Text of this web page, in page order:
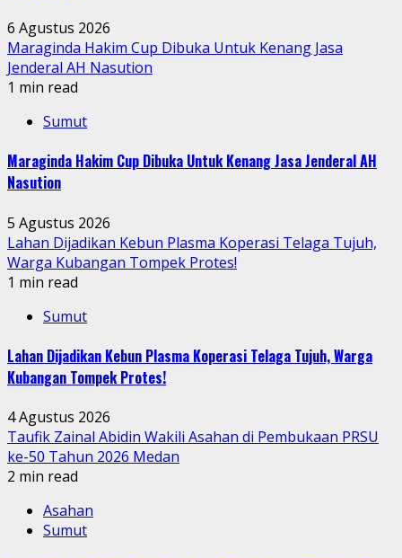
6 Agustus 2026
Maraginda Hakim Cup Dibuka Untuk Kenang Jasa
Jenderal AH Nasution
1 min read
Sumut
Maraginda Hakim Cup Dibuka Untuk Kenang Jasa Jenderal AH
Nasution
5 Agustus 2026
Lahan Dijadikan Kebun Plasma Koperasi Telaga Tujuh,
Warga Kubangan Tompek Protes!
1 min read
Sumut
Lahan Dijadikan Kebun Plasma Koperasi Telaga Tujuh, Warga
Kubangan Tompek Protes!
4 Agustus 2026
Taufik Zainal Abidin Wakili Asahan di Pembukaan PRSU
ke-50 Tahun 2026 Medan
2 min read
Asahan
Sumut